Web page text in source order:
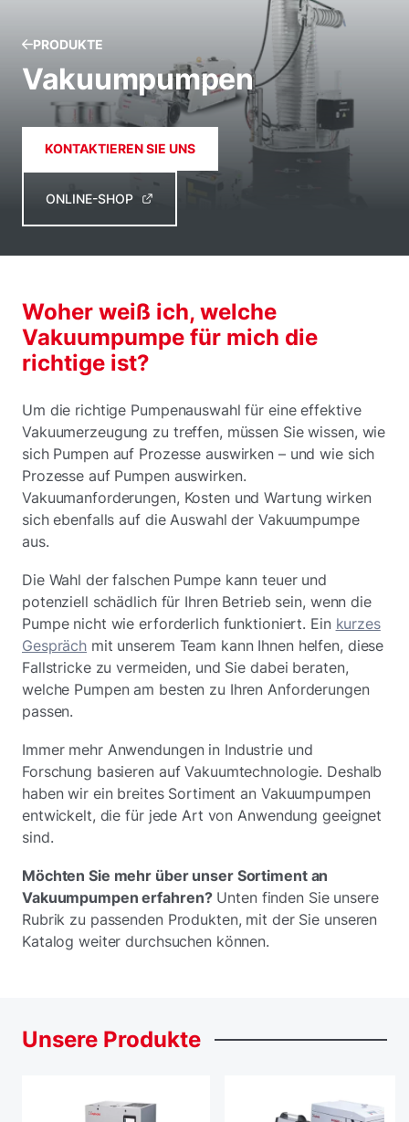
PRODUKTE
Vakuumpumpen
KONTAKTIEREN SIE UNS
ONLINE-SHOP
Woher weiß ich, welche
Vakuumpumpe für mich die
richtige ist?
Um die richtige Pumpenauswahl für eine effektive
Vakuumerzeugung zu treffen, müssen Sie wissen, wie
sich Pumpen auf Prozesse auswirken – und wie sich
Prozesse auf Pumpen auswirken.
Vakuumanforderungen, Kosten und Wartung wirken
sich ebenfalls auf die Auswahl der Vakuumpumpe
aus.
Die Wahl der falschen Pumpe kann teuer und
potenziell schädlich für Ihren Betrieb sein, wenn die
Pumpe nicht wie erforderlich funktioniert. Ein kurzes
Gespräch mit unserem Team kann Ihnen helfen, diese
Fallstricke zu vermeiden, und Sie dabei beraten,
welche Pumpen am besten zu Ihren Anforderungen
passen.
Immer mehr Anwendungen in Industrie und
Forschung basieren auf Vakuumtechnologie. Deshalb
haben wir ein breites Sortiment an Vakuumpumpen
entwickelt, die für jede Art von Anwendung geeignet
sind.
Möchten Sie mehr über unser Sortiment an
Vakuumpumpen erfahren?Unten finden Sie unsere
Rubrik zu passenden Produkten, mit der Sie unseren
Katalog weiter durchsuchen können.
Unsere Produkte